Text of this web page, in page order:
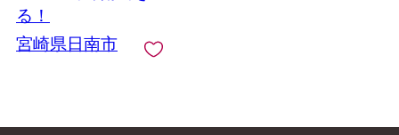
食品 ミヤチク 宮崎県
日南市 送料無料
_ED12-26-08
る！
宮崎県日南市